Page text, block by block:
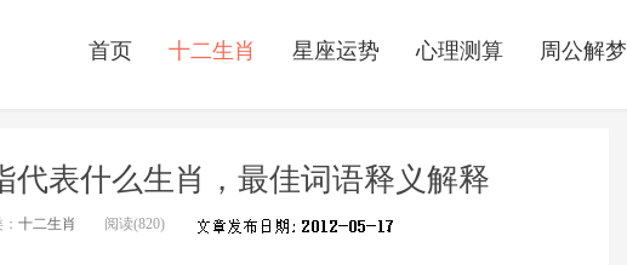
首页 十二生肖 星座运势 心理测算 周公解梦
代表什么生肖，最佳词语释义解释
十二生肖 阅读(820)